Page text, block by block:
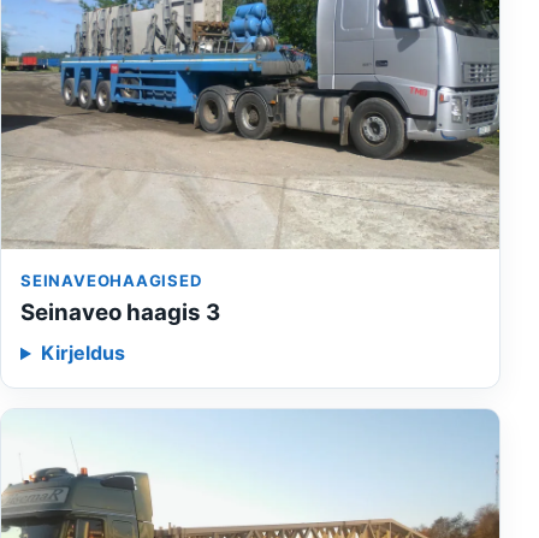
SEINAVEOHAAGISED
Seinaveo haagis 3
Kirjeldus